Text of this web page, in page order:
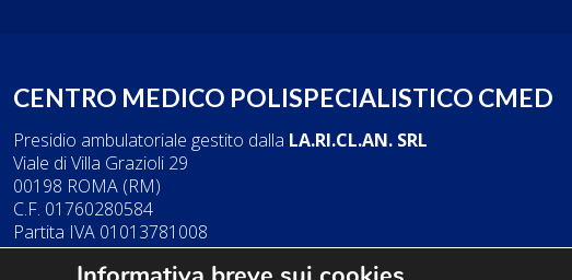
CENTRO MEDICO POLISPECIALISTICO CMED
Presidio ambulatoriale gestito dalla LA.RI.CL.AN. SRL
Viale di Villa Grazioli 29
00198 ROMA (RM)
C.F. 01760280584
Partita IVA 01013781008
06 85356938-339 2192344